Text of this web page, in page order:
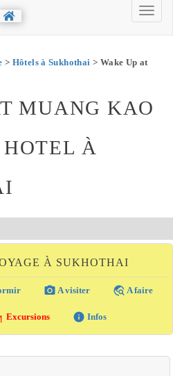
> Hôtels à Sukhothai > Wake Up at
MUANG KAO
À
À SUKHOTHAI
photo_camera A visiter travel_explore A faire
Excursions info Infos